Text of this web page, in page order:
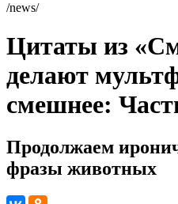
/news/
Цитаты из
делают
смешнее:
Продолжаем
фразы животных